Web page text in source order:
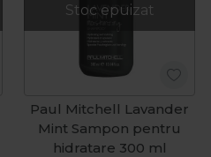
Stoc epuizat
Paul Mitchell Lavander
Mint Sampon pentru
hidratare 300 ml